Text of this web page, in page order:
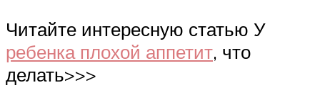
Читайте интересную статью У
ребенка плохой аппетит, что
делать>>>